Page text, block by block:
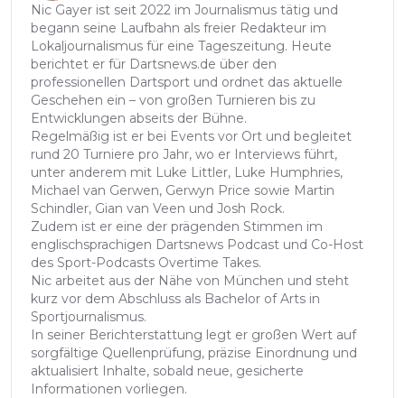
Nic Gayer ist seit 2022 im Journalismus tätig und
begann seine Laufbahn als freier Redakteur im
Lokaljournalismus für eine Tageszeitung. Heute
berichtet er für Dartsnews.de über den
professionellen Dartsport und ordnet das aktuelle
Geschehen ein – von großen Turnieren bis zu
Entwicklungen abseits der Bühne.
Regelmäßig ist er bei Events vor Ort und begleitet
rund 20 Turniere pro Jahr, wo er Interviews führt,
unter anderem mit Luke Littler, Luke Humphries,
Michael van Gerwen, Gerwyn Price sowie Martin
Schindler, Gian van Veen und Josh Rock.
Zudem ist er eine der prägenden Stimmen im
englischsprachigen Dartsnews Podcast und Co-Host
des Sport-Podcasts Overtime Takes.
Nic arbeitet aus der Nähe von München und steht
kurz vor dem Abschluss als Bachelor of Arts in
Sportjournalismus.
In seiner Berichterstattung legt er großen Wert auf
sorgfältige Quellenprüfung, präzise Einordnung und
aktualisiert Inhalte, sobald neue, gesicherte
Informationen vorliegen.